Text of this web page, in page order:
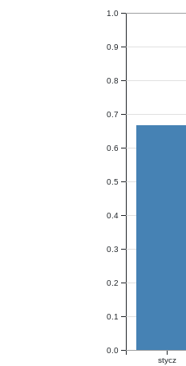
stycz
0.0
0.1
0.2
0.3
0.4
0.5
0.6
0.7
0.8
0.9
1.0